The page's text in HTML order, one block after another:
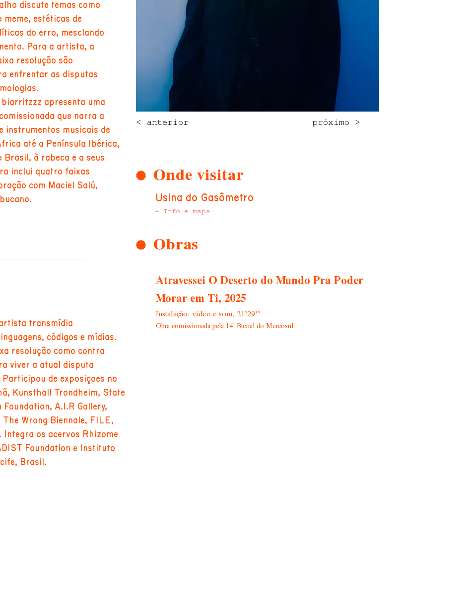
discute temas como
estéticas de
do erro, mesclando
Para a artista, a
resolução são
enfrentar as disputas
biarritzzz apresenta uma
que narra a
instrumentos musicais de
até a Península Ibérica,
Brasil, à rabeca e a seus
inclui quatro faixas
com Maciel Salú,
transmídia
códigos e mídias.
resolução como contra
viver a atual disputa
de exposições no
Kunsthall Trondheim, State
A.I.R Gallery,
Wrong Biennale, FILE,
Integra os acervos Rhizome
Foundation e Instituto
Brasil.
< anterior
Onde visitar
próximo >
Usina do Gasômetro
+ Info e mapa
Obras
Atravessei O Deserto do Mundo Pra Poder
Morar em Ti, 2025
Instalação: vídeo e som, 21’29’’
Obra comissionada pela 14ª Bienal do Mercosul